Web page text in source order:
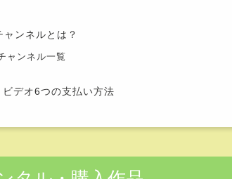
ンネルとは？
ャンネル一覧
デオ6つの支払い方法